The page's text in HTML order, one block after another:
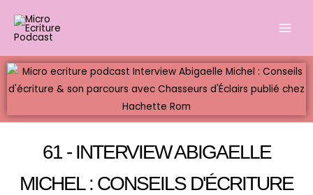
contenu
61 - INTERVIEW ABIGAELLE
MICHEL : CONSEILS D'ÉCRITURE